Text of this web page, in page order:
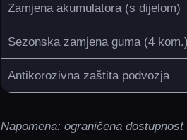
Zamjena akumulatora (s dijelom)
Sezonska zamjena guma (4 kom.)
Antikorozivna zaštita podvozja
Napomena: ograničena